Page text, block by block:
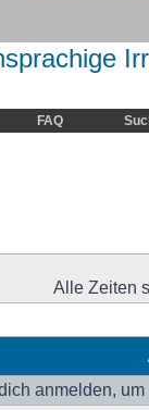
FAQ
Alle Zeiten
anmelden,